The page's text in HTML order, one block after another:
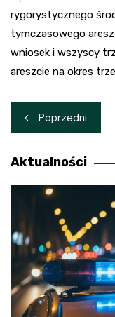
rygorystycznego
tymczasowego
wniosek i wszyscy
areszcie na okres
Nawigacja
wpisu
Poprzedni
Aktualności